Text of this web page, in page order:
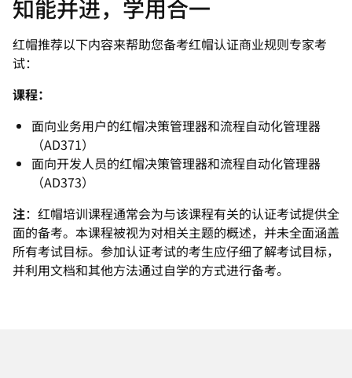
知能并进，学用合一
红帽推荐以下内容来帮助您备考红帽认证商业规则专家考
试：
课程：
面向业务用户的红帽决策管理器和流程自动化管理器
（AD371）
面向开发人员的红帽决策管理器和流程自动化管理器
（AD373）
注：红帽培训课程通常会为与该课程有关的认证考试提供全
面的备考。本课程被视为对相关主题的概述，并未全面涵盖
所有考试目标。参加认证考试的考生应仔细了解考试目标，
并利用文档和其他方法通过自学的方式进行备考。